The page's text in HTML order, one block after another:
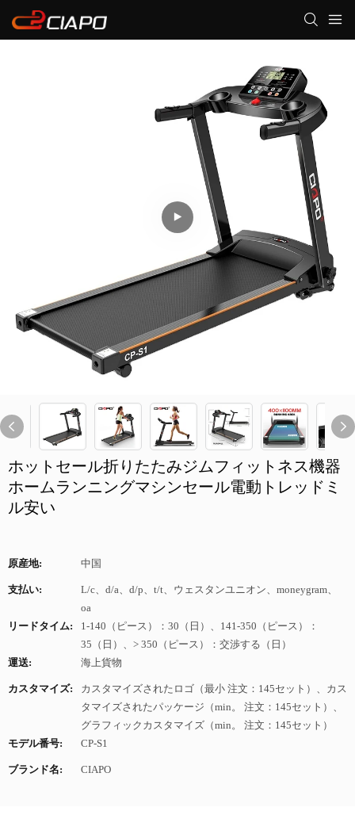
ホットセール折りたたみジムフィットネス機器
ホームランニングマシンセール電動トレッドミ
ル安い
原産地: 中国
支払い:
L/c、d/a、d/p、t/t、ウェスタンユニオン、moneygram、
oa
リードタイム:
1-140（ピース）：30（日）、141-350（ピース）：
35（日）、> 350（ピース）：交渉する（日）
運送:
海上貨物
カスタマイズ:
カスタマイズされたロゴ（最小 注文：145セット）、カス
タマイズされたパッケージ（min。 注文：145セット）、
グラフィックカスタマイズ（min。 注文：145セット）
モデル番号:
CP-S1
ブランド名: CIAPO